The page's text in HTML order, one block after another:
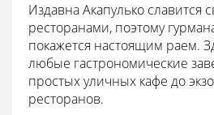
Издавна Акапулько славится
ресторанами, поэтому
покажется настоящим раем.
любые гастрономические
простых уличных кафе до
ресторанов.